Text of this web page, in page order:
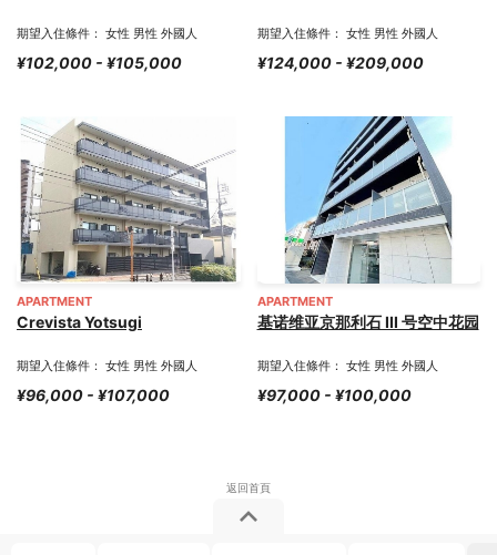
期望入住條件： 女性 男性 外國人
¥102,000 - ¥105,000
期望入住條件： 女性 男性 外國人
¥124,000 - ¥209,000
APARTMENT
Crevista Yotsugi
期望入住條件： 女性 男性 外國人
¥96,000 - ¥107,000
APARTMENT
基诺维亚京那利石 III 号空中花园
期望入住條件： 女性 男性 外國人
¥97,000 - ¥100,000